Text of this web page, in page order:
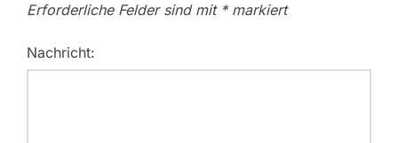
Erforderliche Felder sind mit *markiert
Nachricht: